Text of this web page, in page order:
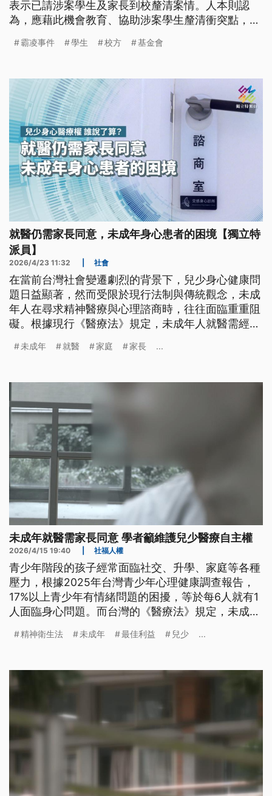
表示已請涉案學生及家長到校釐清案情。人本則認
為，應藉此機會教育、協助涉案學生釐清衝突點，找
霸凌事件 學生 校方 基金會
就醫仍需家長同意，未成年身心患者的困境【獨立特
派員】
2026/4/23 11:32 社會
在當前台灣社會變遷劇烈的背景下，兒少身心健康問
題日益顯著，然而受限於現行法制與傳統觀念，未成
年人在尋求精神醫療與心理諮商時，往往面臨重重阻
礙。根據現行《醫療法》規定，未成年人就醫需經法
母對身心疾病存有偏見的青少年，被迫在法律邊緣掙
共政策平台發起「保障未成年身心科醫療自主」倡
眾認知中仍有極大的推動空間。
未成年 就醫 家庭 家長 ...
未成年就醫需家長同意 學者籲維護兒少醫療自主權
2026/4/15 19:40 社福人權
青少年階段的孩子經常面臨社交、升學、家庭等各種
壓力，根據2025年台灣青少年心理健康調查報告，
17%以上青少年有情緒問題的困擾，等於每6人就有1
人面臨身心問題。而台灣的《醫療法》規定，未成年
治療，一旦家長不同意，孩子往往求助無門。台灣未
精神衛生法 未成年 最佳利益 兒少 ...